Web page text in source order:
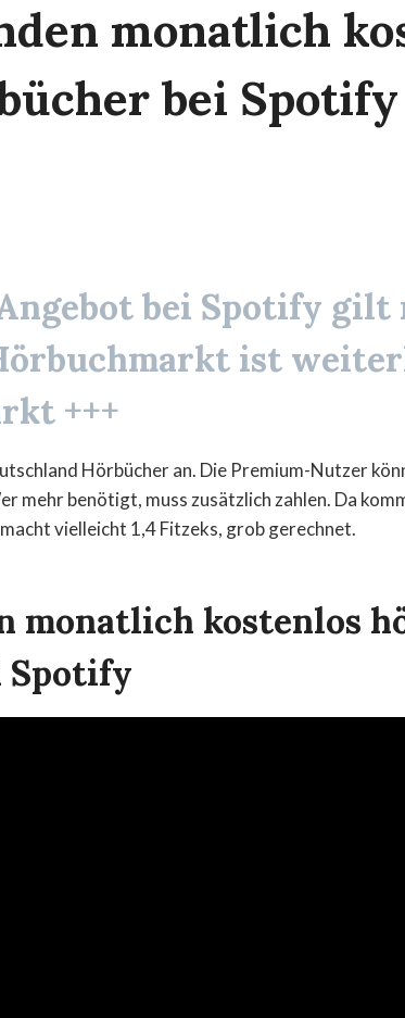
monatlich
bei Spotify
bei Spotify gilt
ist
+++
Hörbücher an. Die Premium-Nutzer
mehr benötigt, muss zusätzlich zahlen. Da
vielleicht 1,4 Fitzeks, grob gerechnet.
monatlich kostenlos
Spotify